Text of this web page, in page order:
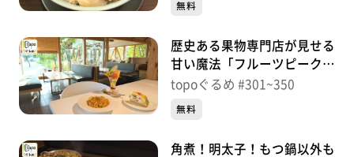
無料
歴史ある果物専門店が見せる
甘い魔法「フルーツピークス
仙台富沢店」（太白区富沢
topoぐるめ #301~350
無料
角煮！明太子！もつ鍋以外も